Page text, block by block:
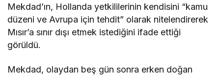
Mekdad’ın, Hollanda yetkililerinin kendisini “kamu
düzeni ve Avrupa için tehdit” olarak nitelendirerek
Mısır’a sınır dışı etmek istediğini ifade ettiği
görüldü.
Mekdad, olaydan beş gün sonra erken doğan